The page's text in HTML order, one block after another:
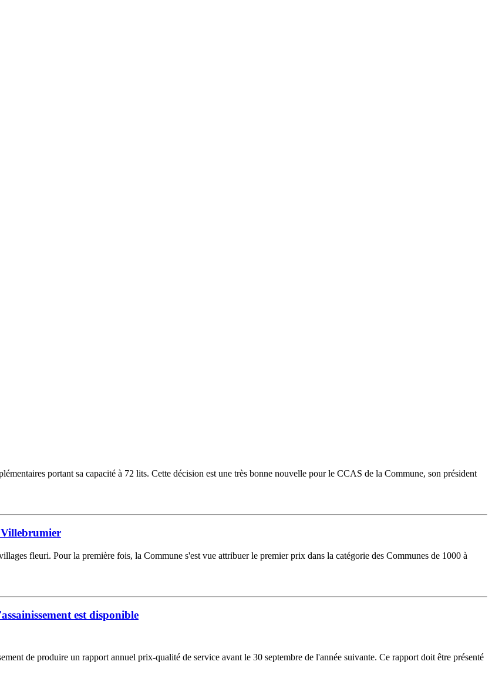
portant sa capacité à 72 lits. Cette décision est une très bonne nouvelle pour le CCAS de la Commune, son président
fleuri. Pour la première fois, la Commune s'est vue attribuer le premier prix dans la catégorie des Communes de 1000 à
est disponible
de produire un rapport annuel prix-qualité de service avant le 30 septembre de l'année suivante. Ce rapport doit être présenté